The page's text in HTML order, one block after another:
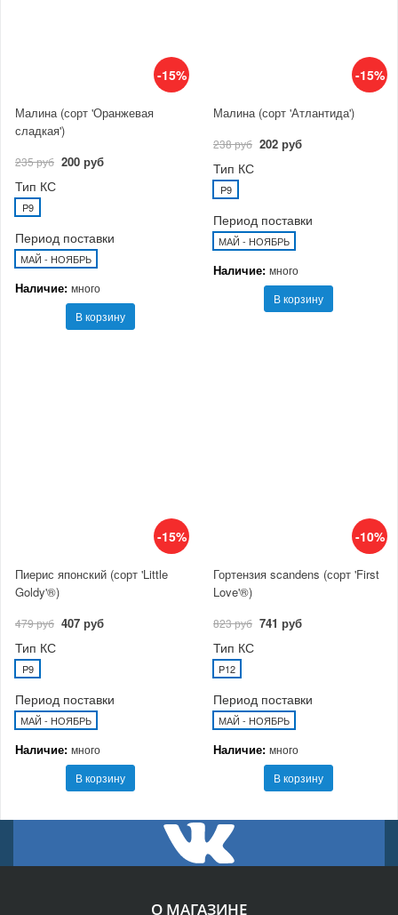
-15%
Малина (сорт 'Оранжевая
сладкая')
235 руб 200 руб
Тип КС
P9
Период поставки
МАЙ - НОЯБРЬ
Наличие: много
В корзину
-15%
Малина (сорт 'Атлантида')
238 руб 202 руб
Тип КС
P9
Период поставки
МАЙ - НОЯБРЬ
Наличие: много
В корзину
-15%
Пиерис японский (сорт 'Little
Goldy'®)
479 руб 407 руб
Тип КС
P9
Период поставки
МАЙ - НОЯБРЬ
Наличие: много
В корзину
-10%
Гортензия scandens (сорт 'First
Love'®)
823 руб 741 руб
Тип КС
P12
Период поставки
МАЙ - НОЯБРЬ
Наличие: много
В корзину
О МАГАЗИНЕ